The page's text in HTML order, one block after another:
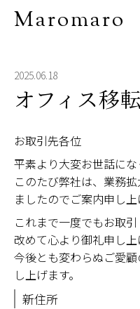
Maromaro
2025.06.18
オフィス移
お取引先各位
平素より大変お世話にな
このたび弊社は、業務
ましたのでご案内申し上
これまで一度でもお取
改めて心より御礼申し上
今後とも変わらぬご愛
し上げます。
新住所